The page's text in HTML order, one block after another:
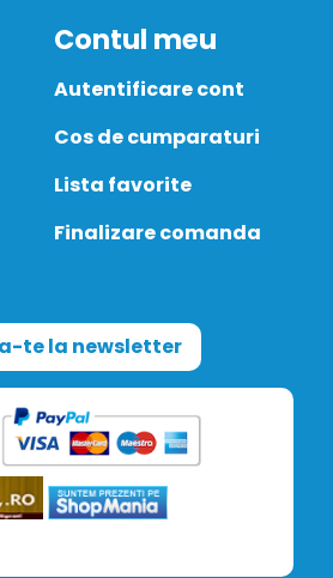
Contul meu
Autentificare cont
Cos de cumparaturi
Lista favorite
Finalizare comanda
te la newsletter